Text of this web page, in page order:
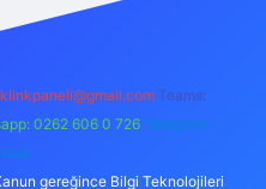
Teams:
0262 606 0 726 Telegram:
gereğince Bilgi Teknolojileri